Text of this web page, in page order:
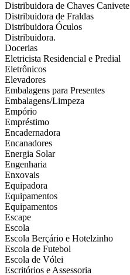
Distribuidora de Chaves Canivete
Distribuidora de Fraldas
Distribuidora Óculos
Distribuidora.
Docerias
Eletricista Residencial e Predial
Eletrônicos
Elevadores
Embalagens para Presentes
Embalagens/Limpeza
Empório
Empréstimo
Encadernadora
Encanadores
Energia Solar
Engenharia
Enxovais
Equipadora
Equipamentos
Equipamentos
Escape
Escola
Escola Berçário e Hotelzinho
Escola de Futebol
Escola de Vólei
Escritórios e Assessoria